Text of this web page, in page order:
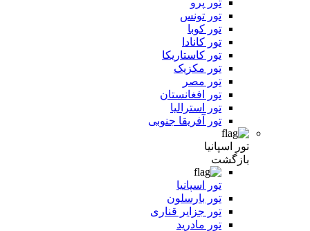
تور پرو
تور تونس
تور کوبا
تور کانادا
تور کاستاریکا
تور مکزیک
تور مصر
تور افغانستان
تور استرالیا
تور آفریقا جنوبی
تور اسپانیا
بازگشت
تور اسپانیا
تور بارسلون
تور جزایر قناری
تور مادرید